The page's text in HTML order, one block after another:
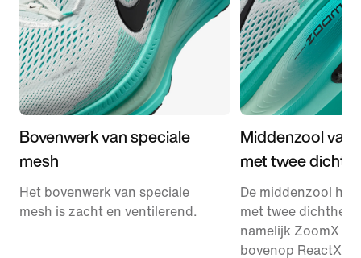
Bovenwerk van speciale
mesh
Het bovenwerk van speciale
mesh is zacht en ventilerend.
Middenzool van
met twee
De middenzool
met twee
namelijk ZoomX
bovenop ReactX